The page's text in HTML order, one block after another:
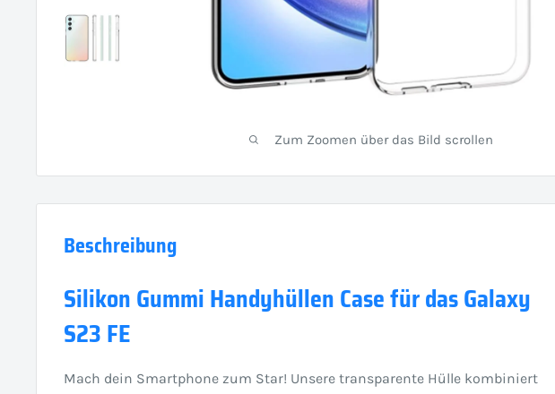
Zum Zoomen über das Bild scrollen
Beschreibung
Silikon Gummi Handyhüllen Case für das Galaxy
S23 FE
Mach dein Smartphone zum Star! Unsere transparente Hülle kombiniert